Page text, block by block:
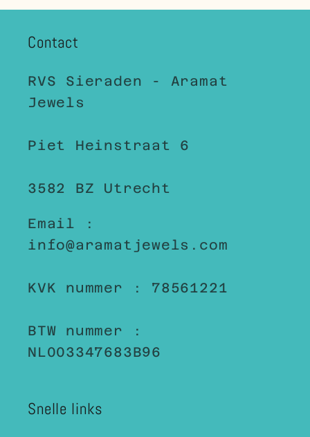
Contact
RVS Sieraden - Aramat
Jewels
Piet Heinstraat 6
3582 BZ Utrecht
Email :
info@aramatjewels.com
KVK nummer : 78561221
BTW nummer :
NL003347683B96
Snelle links